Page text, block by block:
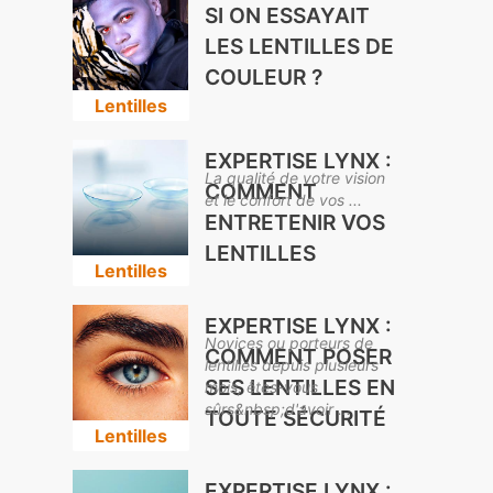
Lentilles
SI ON ESSAYAIT
LES LENTILLES DE
COULEUR ?
Lentilles
EXPERTISE LYNX :
COMMENT
ENTRETENIR VOS
LENTILLES
La qualité de votre vision
et le confort de vos ...
Lentilles
EXPERTISE LYNX :
COMMENT POSER
SES LENTILLES EN
TOUTE SÉCURITÉ
Novices ou porteurs de
lentilles depuis plusieurs
mois, êtes-vous
sûrs&nbsp;d'avoir ...